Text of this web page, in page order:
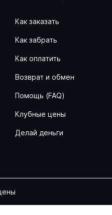
Как заказать
Как забрать
Как оплатить
Возврат и обмен
Помощь (FAQ)
Клубные цены
Делай деньги